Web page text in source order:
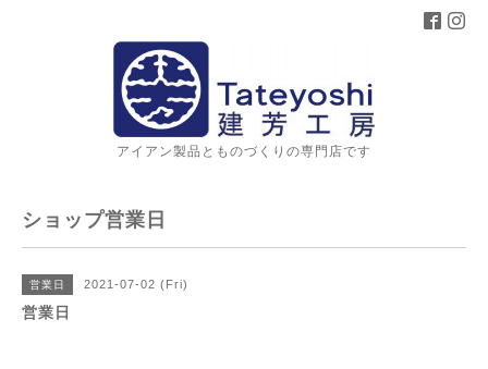
アイアン製品とものづくりの専門店です
ショップ営業日
営業日 2021-07-02 (Fri)
営業日